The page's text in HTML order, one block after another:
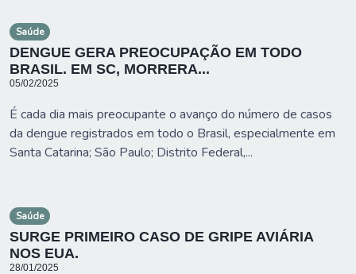
Saúde
DENGUE GERA PREOCUPAÇÃO EM TODO
BRASIL. EM SC, MORRERA...
05/02/2025
É cada dia mais preocupante o avanço do número de casos
da dengue registrados em todo o Brasil, especialmente em
Santa Catarina; São Paulo; Distrito Federal,...
Saúde
SURGE PRIMEIRO CASO DE GRIPE AVIÁRIA
NOS EUA.
28/01/2025